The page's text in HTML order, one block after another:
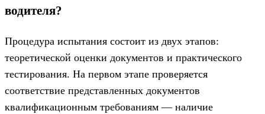
водителя?
Процедура испытания состоит из двух этапов:
теоретической оценки документов и практического
тестирования. На первом этапе проверяется
соответствие представленных документов
квалификационным требованиям — наличие